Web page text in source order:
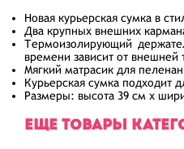
Новая курьерская сумка в
Два крупных внешних
Термоизолирующий
времени зависит от внешней
Мягкий матрасик для
Курьерская сумка подходит
Размеры: высота 39 см х
ЕЩЕ ТОВАРЫ